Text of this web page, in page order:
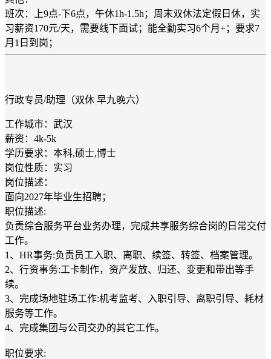
班次：上9点-下6点，午休1h-1.5h；周末双休法定假日休，实
习薪资170元/天，需要线下面试；能全勤实习6个月+；要求7
月1日到岗；
行政专员/助理（双休 早九晚六）
工作城市：武汉
薪资：4k-5k
学历要求：本科,硕士,博士
岗位性质：实习
岗位描述：
面向2027年毕业生招聘；
职位描述:
负责综合服务平台业务办理，完成共享服务综合岗的日常交付
工作。
1、HR事务:负责员工入职、离职、续签、转签、档案管理。
2、行资事务:工卡制作，资产发放、归还、变更和带出等手
续。
3、完成场地驻场工作:机考监考、入职引导、离职引导、耗材
服务等工作。
4、完成集团与公司交办的其它工作。
职位要求: